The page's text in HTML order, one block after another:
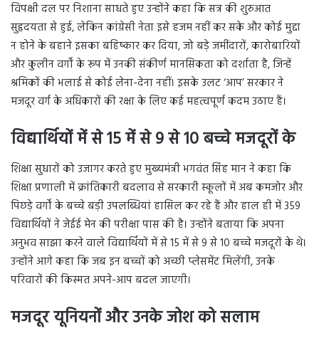
विपक्षी दल पर निशाना साधते हुए उन्होंने कहा कि सत्र की शुरुआत
सुहृदयता से हुई, लेकिन कांग्रेसी नेता इसे हजम नहीं कर सके और कोई मुद्दा
न होने के बहाने इसका बहिष्कार कर दिया, जो बड़े जमींदारों, कारोबारियों
और कुलीन वर्गों के रूप में उनकी संकीर्ण मानसिकता को दर्शाता है, जिन्हें
श्रमिकों की भलाई से कोई लेना-देना नहीं। इसके उलट ‘आप’ सरकार ने
मजदूर वर्ग के अधिकारों की रक्षा के लिए कई महत्वपूर्ण कदम उठाए हैं।
विद्यार्थियों में से 15 में से 9 से 10 बच्चे मजदूरों के
शिक्षा सुधारों को उजागर करते हुए मुख्यमंत्री भगवंत सिंह मान ने कहा कि
शिक्षा प्रणाली में क्रांतिकारी बदलाव से सरकारी स्कूलों में अब कमजोर और
पिछड़े वर्गों के बच्चे बड़ी उपलब्धियां हासिल कर रहे हैं और हाल ही में 359
विद्यार्थियों ने जेईई मेन की परीक्षा पास की है। उन्होंने बताया कि अपना
अनुभव साझा करने वाले विद्यार्थियों में से 15 में से 9 से 10 बच्चे मजदूरों के थे।
उन्होंने आगे कहा कि जब इन बच्चों को अच्छी प्लेसमेंट मिलेंगी, उनके
परिवारों की किस्मत अपने-आप बदल जाएगी।
मजदूर यूनियनों और उनके जोश को सलाम